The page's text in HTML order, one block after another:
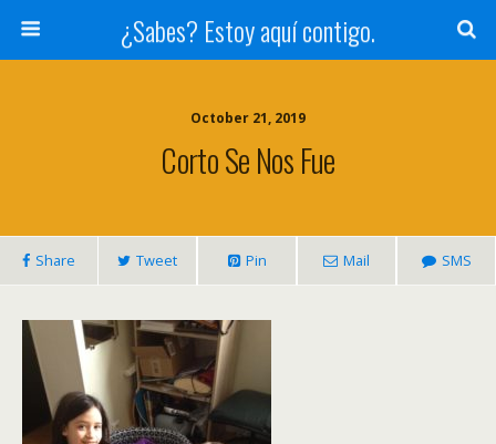
¿Sabes? Estoy aquí contigo.
October 21, 2019
Corto Se Nos Fue
Share Tweet Pin Mail SMS